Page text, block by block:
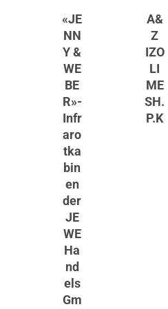
«JE
NN
Y &
WE
BE
R»-
Infr
aro
tka
bin
en
der
JE
WE
Ha
nd
els
Gm
A&
Z
IZO
LI
ME
SH.
P.K